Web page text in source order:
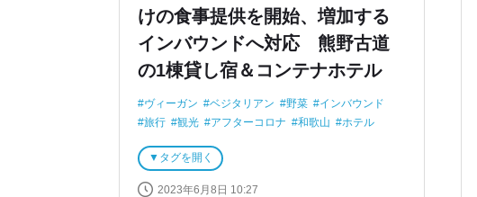
けの食事提供を開始、増加する
インバウンドへ対応 熊野古道
の1棟貸し宿＆コンテナホテル
ヴィーガン ベジタリアン 野菜
インバウンド
旅行
観光 アフターコロナ 和歌山
ホテル
タグを開く
2023年6月8日 10:27